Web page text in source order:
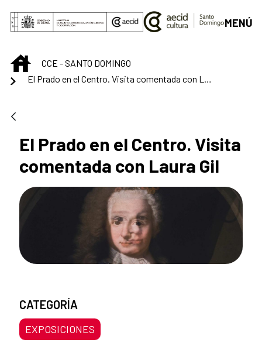
Saut au contenu principal
MENÚ
INICIOCCE - SANTO DOMINGO
El Prado en el Centro. Visita comentada con Laura Gil
El Prado en el Centro. Visita
comentada con Laura Gil
CATEGORÍA
EXPOSICIONES